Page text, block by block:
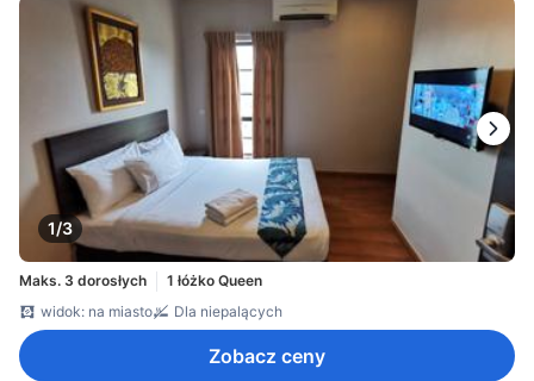
1/3
Maks. 3 dorosłych
1 łóżko Queen
widok: na miasto
Dla niepalących
Zobacz ceny